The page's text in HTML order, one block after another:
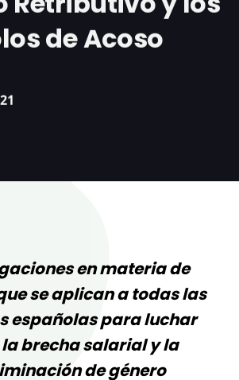
de Acoso
en materia de
se aplican a todas las
españolas para luchar
brecha salarial y la
de género